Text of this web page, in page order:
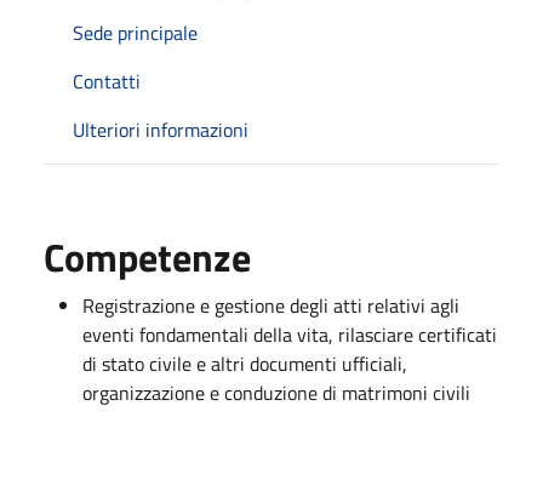
Sede principale
Contatti
Ulteriori informazioni
Competenze
Registrazione e gestione degli atti relativi agli
eventi fondamentali della vita, rilasciare certificati
di stato civile e altri documenti ufficiali,
organizzazione e conduzione di matrimoni civili